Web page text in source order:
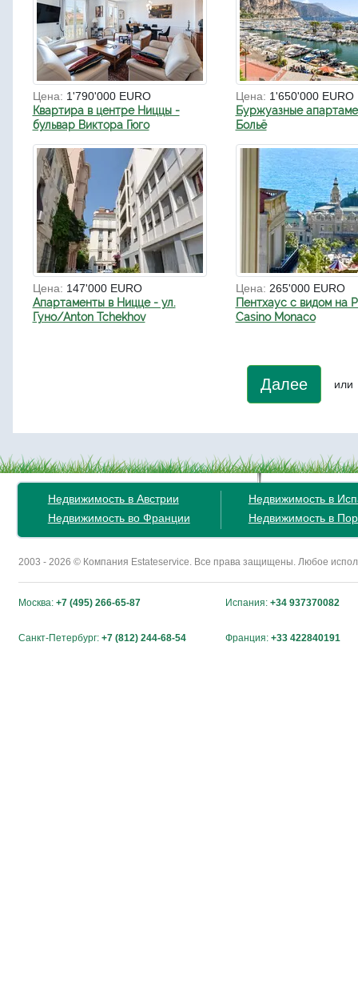
Цена: 1'790'000 EURO
Квартира в центре Ниццы -
бульвар Виктора Гюго
Цена: 1'650'000 EURO
Буржуазные
Больё
Цена: 147'000 EURO
Апартаменты в Ницце - ул.
Гуно/Anton Tchekhov
Цена: 265'000 EURO
Пентхаус с видом на
Casino Monaco
Далее или
Недвижимость в Австрии
Недвижимость во Франции
Недвижимость в
Недвижимость в
2003 - 2026 © Компания Estateservice. Все права защищены. Любое
Москва: +7 (495) 266-65-87 Испания: +34 937370082
Санкт-Петербург: +7 (812) 244-68-54 Франция: +33 422840191